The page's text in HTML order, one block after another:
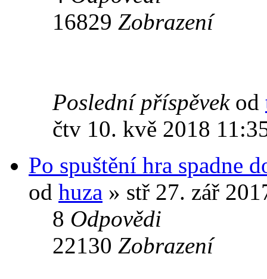
16829 Zobrazení
Poslední příspěvek od
čtv 10. kvě 2018
Po spuštění hra spadne
od huza » stř 27. zář
8 Odpovědi
22130 Zobrazení